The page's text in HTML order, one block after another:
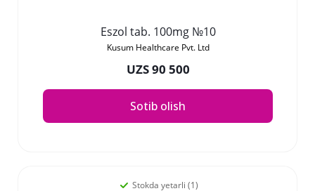
Eszol tab. 100mg №10
Kusum Healthcare Pvt. Ltd
UZS 90 500
Sotib olish
Stokda yetarli (1)